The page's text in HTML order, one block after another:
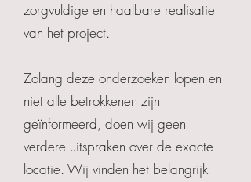
zorgvuldige en haalbare realisatie
van het project.
Zolang deze onderzoeken lopen en
niet alle betrokkenen zijn
geïnformeerd, doen wij geen
verdere uitspraken over de exacte
locatie. Wij vinden het belangrijk